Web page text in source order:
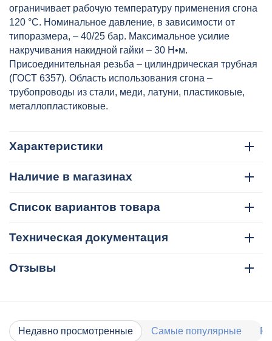
ограничивает рабочую температуру применения сгона
120 °C. Номинальное давление, в зависимости от
типоразмера, – 40/25 бар. Максимальное усилие
накручивания накидной гайки – 30 H•м.
Присоединительная резьба – цилиндрическая трубная
(ГОСТ 6357). Область использования сгона –
трубопроводы из стали, меди, латуни, пластиковые,
металлопластиковые.
Характеристики
Наличие в магазинах
Список вариантов товара
Техническая документация
Отзывы
Недавно просмотренные Самые популярные